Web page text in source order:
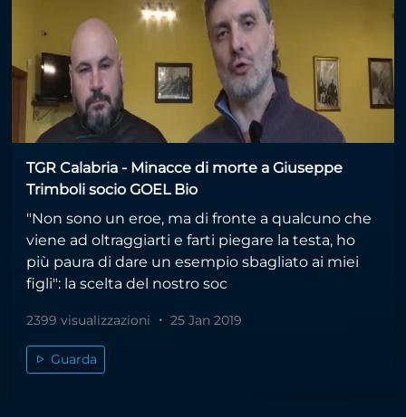
TGR Calabria - Minacce di morte a Giuseppe
Trimboli socio GOEL Bio
"Non sono un eroe, ma di fronte a qualcuno che
viene ad oltraggiarti e farti piegare la testa, ho
più paura di dare un esempio sbagliato ai miei
figli": la scelta del nostro soc
2399 visualizzazioni 25 Jan 2019
Guarda